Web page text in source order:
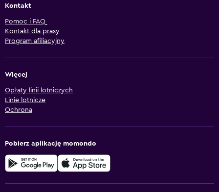
Kontakt
Pomoc i FAQ
Kontakt dla prasy
Program afiliacyjny
Więcej
Opłaty linii lotniczych
Linie lotnicze
Ochrona
Pobierz aplikację momondo